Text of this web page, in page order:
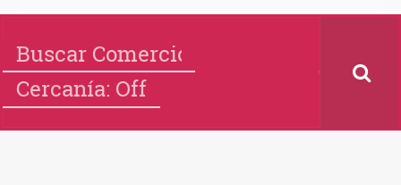
Cercanía: Off